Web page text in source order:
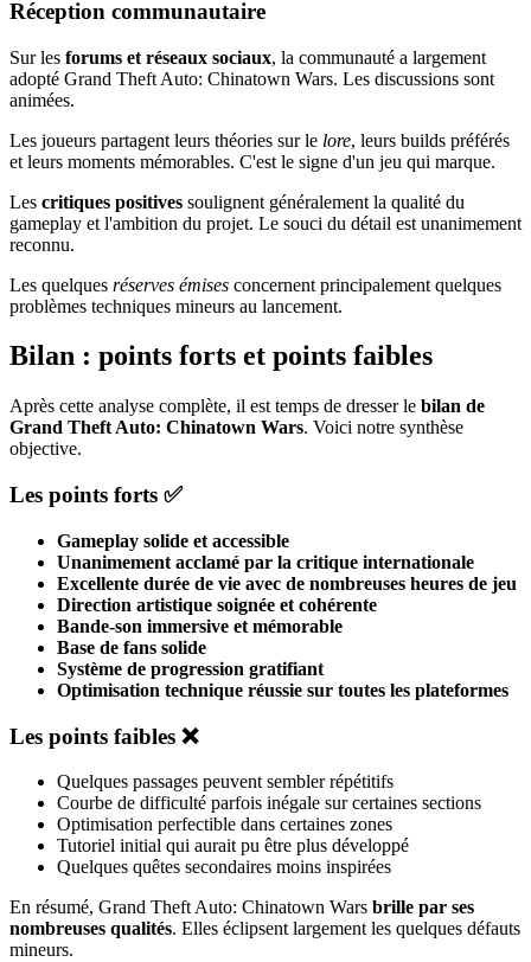
Réception communautaire
Sur les forums et réseaux sociaux, la communauté a largement
adopté Grand Theft Auto: Chinatown Wars. Les discussions sont
animées.
Les joueurs partagent leurs théories sur le lore, leurs builds préférés
et leurs moments mémorables. C'est le signe d'un jeu qui marque.
Les critiques positives soulignent généralement la qualité du
gameplay et l'ambition du projet. Le souci du détail est unanimement
reconnu.
Les quelques réserves émises concernent principalement quelques
problèmes techniques mineurs au lancement.
Bilan : points forts et points faibles
Après cette analyse complète, il est temps de dresser le bilan de
Grand Theft Auto: Chinatown Wars. Voici notre synthèse
objective.
Les points forts ✅
Gameplay solide et accessible
Unanimement acclamé par la critique internationale
Excellente durée de vie avec de nombreuses heures de jeu
Direction artistique soignée et cohérente
Bande-son immersive et mémorable
Base de fans solide
Système de progression gratifiant
Optimisation technique réussie sur toutes les plateformes
Les points faibles ❌
Quelques passages peuvent sembler répétitifs
Courbe de difficulté parfois inégale sur certaines sections
Optimisation perfectible dans certaines zones
Tutoriel initial qui aurait pu être plus développé
Quelques quêtes secondaires moins inspirées
En résumé, Grand Theft Auto: Chinatown Wars brille par ses
nombreuses qualités. Elles éclipsent largement les quelques défauts
mineurs.